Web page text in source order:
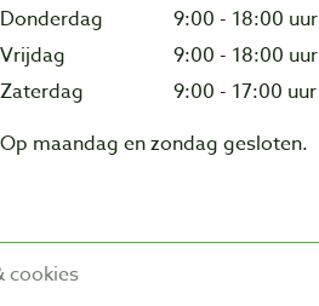
Donderdag
9:00 - 18:00 uur
Vrijdag
9:00 - 18:00 uur
Zaterdag
9:00 - 17:00 uur
Op maandag en zondag gesloten.
cookies